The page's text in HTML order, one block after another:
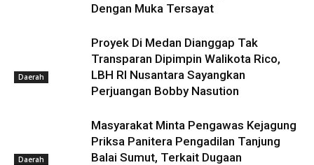
Dengan Muka Tersayat
Daerah
Proyek Di Medan Dianggap Tak
Transparan Dipimpin Walikota Rico,
LBH RI Nusantara Sayangkan
Perjuangan Bobby Nasution
Daerah
Masyarakat Minta Pengawas Kejagung
Priksa Panitera Pengadilan Tanjung
Balai Sumut, Terkait Dugaan